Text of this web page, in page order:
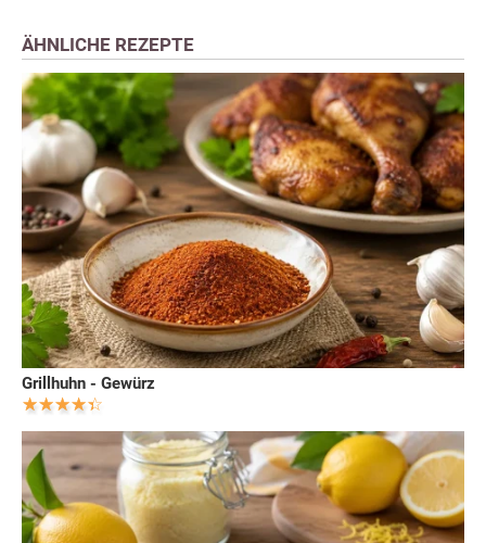
ÄHNLICHE REZEPTE
Grillhuhn - Gewürz